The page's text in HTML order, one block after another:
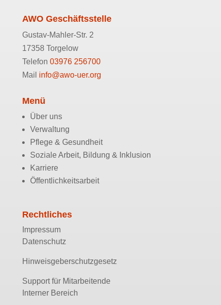
AWO Geschäftsstelle
Gustav-Mahler-Str. 2
17358 Torgelow
Telefon 03976 256700
Mail info@awo-uer.org
Menü
Über uns
Verwaltung
Pflege & Gesundheit
Soziale Arbeit, Bildung & Inklusion
Karriere
Öffentlichkeitsarbeit
Rechtliches
Impressum
Datenschutz
Hinweisgeberschutzgesetz
Support für Mitarbeitende
Interner Bereich